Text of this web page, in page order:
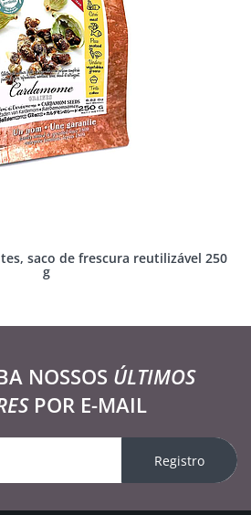
saco de frescura reutilizável 250
g
NOSSOS ÚLTIMOS
POR E-MAIL
Registro